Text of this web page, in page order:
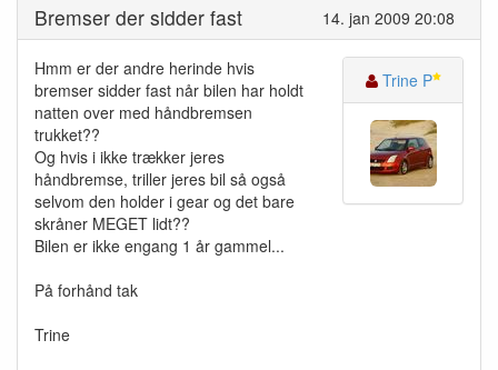
14. jan 2009 20:08
Bremser der sidder fast
Hmm er der andre herinde hvis
bremser sidder fast når bilen har holdt
natten over med håndbremsen
trukket??
Og hvis i ikke trækker jeres
håndbremse, triller jeres bil så også
selvom den holder i gear og det bare
skråner MEGET lidt??
Bilen er ikke engang 1 år gammel...
På forhånd tak
Trine
Trine P